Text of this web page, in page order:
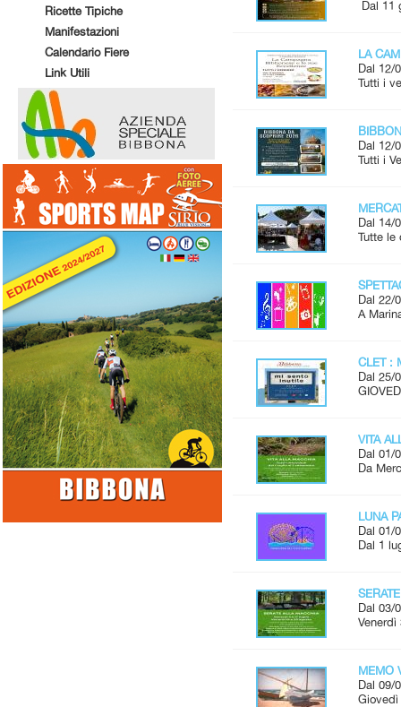
Ricette Tipiche
Manifestazioni
Calendario Fiere
Link Utili
Dal 11
LA
Dal 12/
Tutti i
Dal 12/
Tutti i
Dal 14/
Tutte le
Dal 22/
A
CLET :
Dal 25/
VITA
Dal 01/
Da
LUNA
Dal 01/
Dal 1
Dal 03/
MEMO
Dal 09/